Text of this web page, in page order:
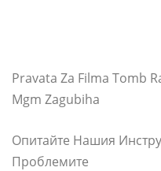
Pravata Za Filma Tomb
Mgm Zagubiha
Опитайте Нашия
Проблемите